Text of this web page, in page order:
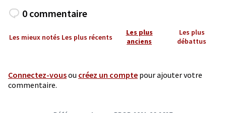
0 commentaire
Les mieux notés Les plus récents
Les plus
anciens
Les plus
débattus
Connectez-vousou créez un compte pour ajouter votre
commentaire.